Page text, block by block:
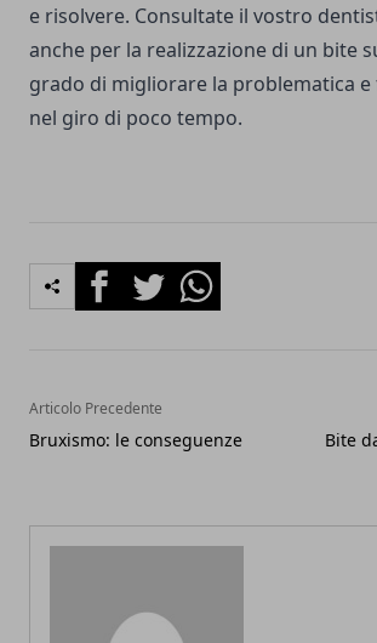
e risolvere. Consultate il vostro
anche per la realizzazione di un bite
grado di migliorare la problematica
nel giro di poco tempo.
FacebookTwitterWhatsapp
Articolo Precedente
Bruxismo: le conseguenze
Bite